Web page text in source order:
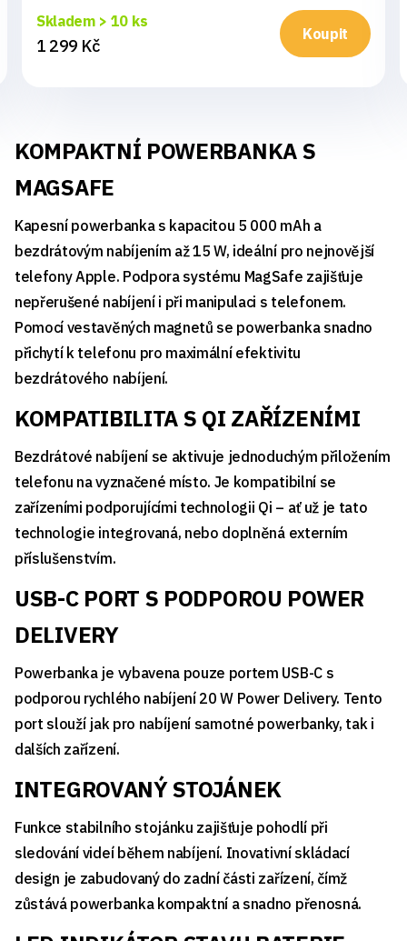
Skladem > 10 ks
1 299 Kč
Koupit
KOMPAKTNÍ POWERBANKA S
MAGSAFE
Kapesní powerbanka s kapacitou 5 000 mAh a
bezdrátovým nabíjením až 15 W, ideální pro nejnovější
telefony Apple. Podpora systému MagSafe zajišťuje
nepřerušené nabíjení i při manipulaci s telefonem.
Pomocí vestavěných magnetů se powerbanka snadno
přichytí k telefonu pro maximální efektivitu
bezdrátového nabíjení.
KOMPATIBILITA S QI ZAŘÍZENÍMI
Bezdrátové nabíjení se aktivuje jednoduchým přiložením
telefonu na vyznačené místo. Je kompatibilní se
zařízeními podporujícími technologii Qi – ať už je tato
technologie integrovaná, nebo doplněná externím
příslušenstvím.
USB-C PORT S PODPOROU POWER
DELIVERY
Powerbanka je vybavena pouze portem USB-C s
podporou rychlého nabíjení 20 W Power Delivery. Tento
port slouží jak pro nabíjení samotné powerbanky, tak i
dalších zařízení.
INTEGROVANÝ STOJÁNEK
Funkce stabilního stojánku zajišťuje pohodlí při
sledování videí během nabíjení. Inovativní skládací
design je zabudovaný do zadní části zařízení, čímž
zůstává powerbanka kompaktní a snadno přenosná.